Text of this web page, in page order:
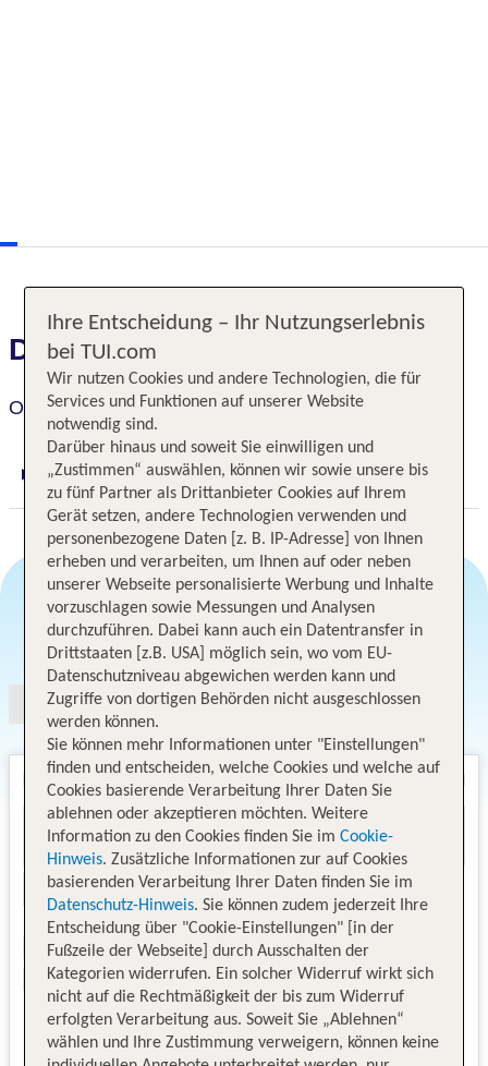
Das erwartet Sie
Omni San Francisco Hotel
Digitaler und telefonischer 24/7 TUI Service
Angebotsauswahl
Ihre Entscheidung – Ihr Nutzungserlebnis
bei TUI.com
Wir nutzen Cookies und andere Technologien, die für
Services und Funktionen auf unserer Website
notwendig sind.
Darüber hinaus und soweit Sie einwilligen und
„Zustimmen“ auswählen, können wir sowie unsere bis
zu fünf Partner als Drittanbieter Cookies auf Ihrem
Gerät setzen, andere Technologien verwenden und
personenbezogene Daten [z. B. IP-Adresse] von Ihnen
erheben und verarbeiten, um Ihnen auf oder neben
unserer Webseite personalisierte Werbung und Inhalte
vorzuschlagen sowie Messungen und Analysen
durchzuführen. Dabei kann auch ein Datentransfer in
Drittstaaten [z.B. USA] möglich sein, wo vom EU-
Datenschutzniveau abgewichen werden kann und
Zugriffe von dortigen Behörden nicht ausgeschlossen
werden können.
Sie können mehr Informationen unter "Einstellungen"
finden und entscheiden, welche Cookies und welche auf
Cookies basierende Verarbeitung Ihrer Daten Sie
ablehnen oder akzeptieren möchten. Weitere
Information zu den Cookies finden Sie im Cookie-
Hinweis. Zusätzliche Informationen zur auf Cookies
basierenden Verarbeitung Ihrer Daten finden Sie im
Datenschutz-Hinweis. Sie können zudem jederzeit Ihre
Entscheidung über "Cookie-Einstellungen" [in der
Fußzeile der Webseite] durch Ausschalten der
Kategorien widerrufen. Ein solcher Widerruf wirkt sich
nicht auf die Rechtmäßigkeit der bis zum Widerruf
erfolgten Verarbeitung aus. Soweit Sie „Ablehnen“
wählen und Ihre Zustimmung verweigern, können keine